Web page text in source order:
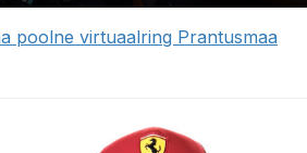
poolne virtuaalring Prantusmaa